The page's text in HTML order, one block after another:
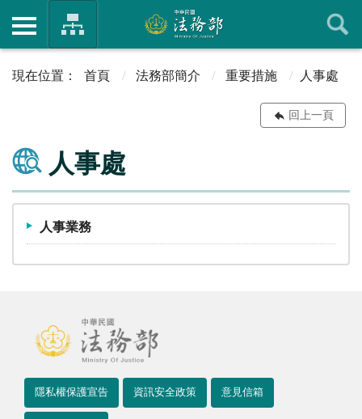
首頁 法務部簡介 重要措施 人事處
回上一頁
人事處
人事業務
隱私權保護宣告 資訊安全政策 意見信箱